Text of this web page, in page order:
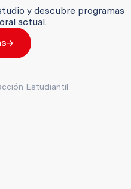
y descubre programas
actual.
→
Estudiantil